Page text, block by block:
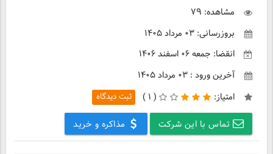
مشاهده: ۷۹
بروزرسانی: ۰۳ مرداد ۱۴۰۵
انقضا: جمعه ۰۶ اسفند ۱۴۰۶
آخرین ورود : ۰۳ مرداد ۱۴۰۵
امتیاز:
( ۱ ) ثبت دیدگاه
تماس با این شرکت مذاکره و خرید